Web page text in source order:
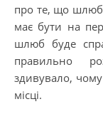
про те, що шлюб
має бути на
шлюб буде
правильно
здивувало,
місці.